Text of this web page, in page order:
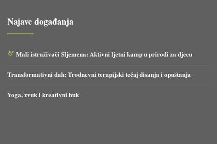
Najave događanja
Mali istraživači Sljemena: Aktivni ljetni kamp u prirodi za djecu
Transformativni dah: Trodnevni terapijski tečaj disanja i opuštanja
Yoga, zvuk i kreativni huk